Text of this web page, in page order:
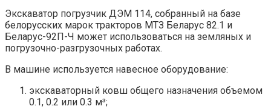
Экскаватор погрузчик ДЭМ 114, собранный на базе
белорусских марок тракторов МТЗ Беларус 82.1 и
Беларус-92П-Ч может использоваться на земляных и
погрузочно-разгрузочных работах.
В машине используется навесное оборудование:
экскаваторный ковш общего назначения объемом
0.1, 0.2 или 0.3 м³;